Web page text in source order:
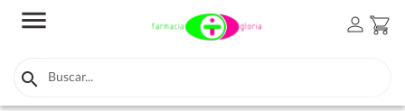
menu person shopping_cart
